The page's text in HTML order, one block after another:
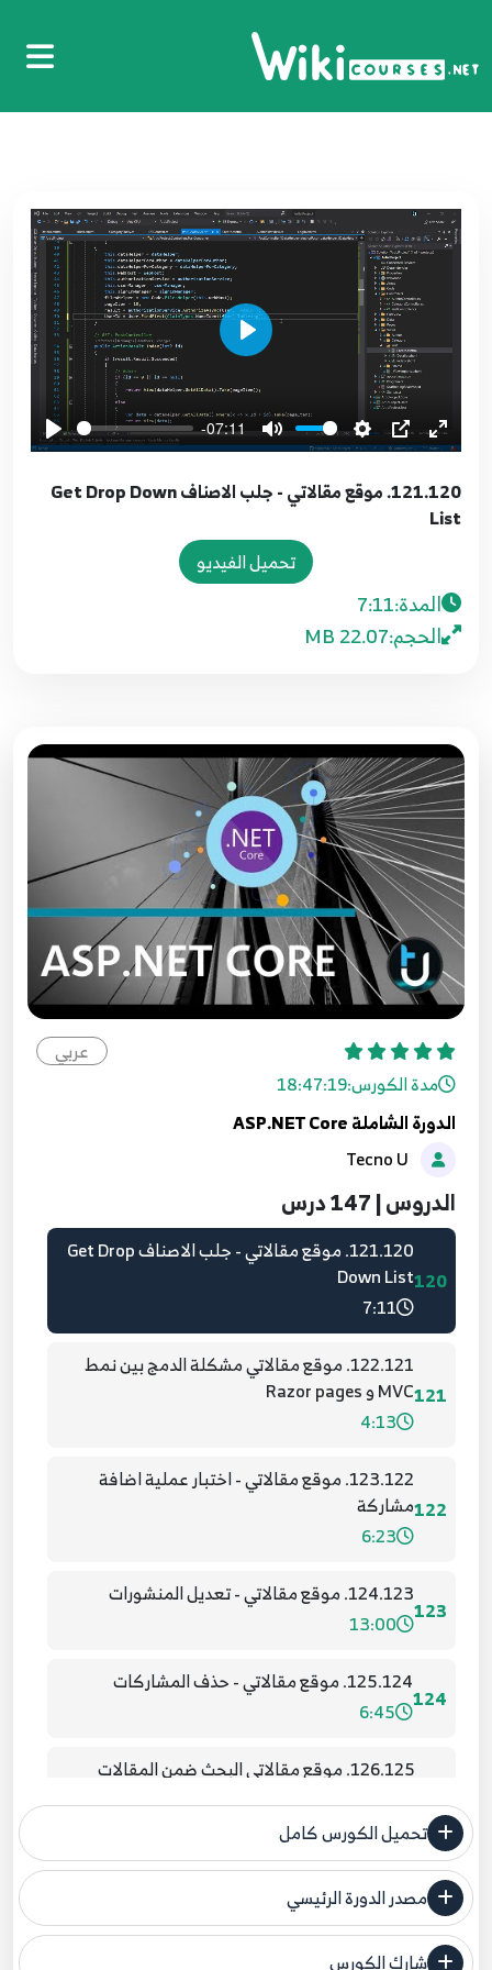
-07:11
Play
121.120. موقع مقالاتي - جلب الاصناف Get Drop Down
List
تحميل الفيديو
المدة:7:11
الحجم:22.07 MB
عربي
مدة الكورس:18:47:19
الدورة الشاملة ASP.NET Core
الدروس | 147 درس
109
109.108. موقع مقالاتي - وظيفة تحميل الملفات
7:40
111
111.110. موقع مقالاتي اجراء حذف الناشر
7:15
112
112.111. موقع مقالاتي - البحث Search Category
and Author
7:42
113
113.112. موقع مقالاتي - جلب البيانات على شكل
صفحات Paginations
114
115.114. موقع مقالاتي - انشاء العلاقات
Relationships
9:37
6:54
116
117.116. موقع مقالاتي - عرض المنشورات
8:00
117
118.117. موقع مقالاتي - جلب البيانات اعتمادا على
المستخدم
8:18
118
119.118. موقع مقالاتي اضافة واجهة Details and
Create View
9:51
119
120.119. موقع مقالاتي - اكمال عملية اضافة
مشاركة
13:11
120
121.120. موقع مقالاتي - جلب الاصناف Get Drop
Down List
7:11
121
122.121. موقع مقالاتي مشكلة الدمج بين نمط
MVC و Razor pages
4:13
122
123.122. موقع مقالاتي - اختبار عملية اضافة
مشاركة
6:23
123
124.123. موقع مقالاتي - تعديل المنشورات
13:00
124
125.124. موقع مقالاتي - حذف المشاركات
6:45
126.125. موقع مقالاتي البحث ضمن المقالات
8:10
126
127.126. موقع مقالاتي - تعديل بيانات الحساب
7:19
تحميل الكورس كامل
مصدر الدورة الرئيسي
فنحن لا ندعي ملكية أي دورة ولهذا نضع المصدر الأصلي لكم
شارك الكورس